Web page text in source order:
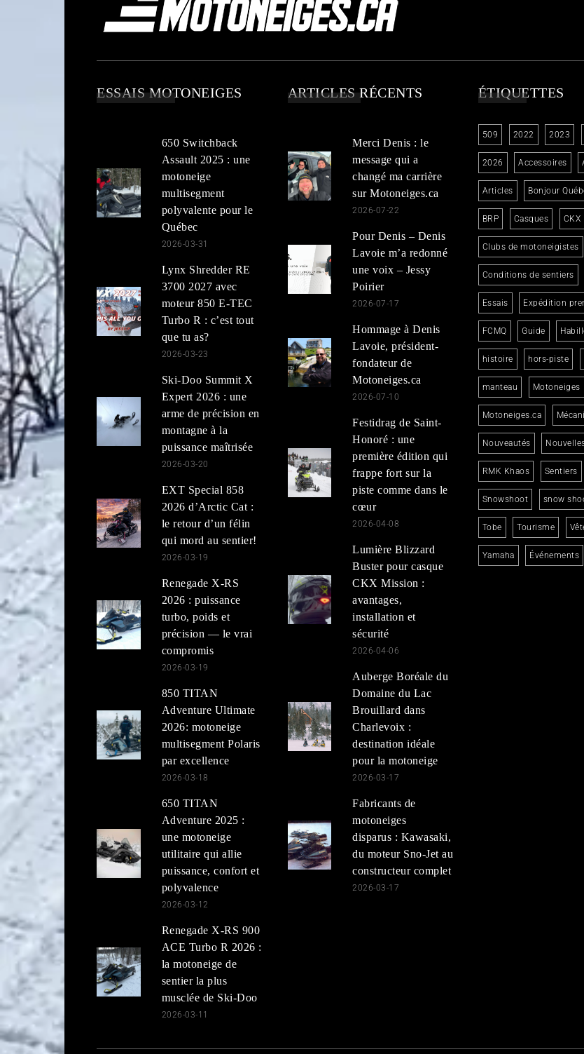
ESSAIS MOTONEIGES
650 Switchback
Assault 2025 : une
motoneige
multisegment
polyvalente pour le
Québec
2026-03-31
Lynx Shredder RE
3700 2027 avec
moteur 850 E-TEC
Turbo R : c’est tout
que tu as?
2026-03-23
Ski-Doo Summit X
Expert 2026 : une
arme de précision en
montagne à la
puissance maîtrisée
2026-03-20
EXT Special 858
2026 d’Arctic Cat :
le retour d’un félin
qui mord au sentier!
2026-03-19
Renegade X-RS
2026 : puissance
turbo, poids et
précision — le vrai
compromis
2026-03-19
850 TITAN
Adventure Ultimate
2026: motoneige
multisegment Polaris
par excellence
2026-03-18
650 TITAN
Adventure 2025 :
une motoneige
utilitaire qui allie
puissance, confort et
polyvalence
2026-03-12
Renegade X-RS 900
ACE Turbo R 2026 :
la motoneige de
sentier la plus
musclée de Ski-Doo
2026-03-11
ARTICLES RÉCENTS
Merci Denis : le
message qui a
changé ma carrière
sur Motoneiges.ca
2026-07-22
Pour Denis – Denis
Lavoie m’a redonné
une voix – Jessy
Poirier
2026-07-17
Hommage à Denis
Lavoie, président-
fondateur de
Motoneiges.ca
2026-07-10
Festidrag de Saint-
Honoré : une
première édition qui
frappe fort sur la
piste comme dans le
cœur
2026-04-08
Lumière Blizzard
Buster pour casque
CKX Mission :
avantages,
installation et
sécurité
2026-04-06
Auberge Boréale du
Domaine du Lac
Brouillard dans
Charlevoix :
destination idéale
pour la motoneige
2026-03-17
Fabricants de
motoneiges
disparus : Kawasaki,
du moteur Sno-Jet au
constructeur complet
2026-03-17
ÉTIQUETTES
509 2022 2023
2026 Accessoires
Articles Bonjour
BRP Casques CKX
Clubs de motoneigistes
Conditions de sentiers
Essais Expédition
FCMQ Guide
histoire hors-piste
manteau Motoneiges
Motoneiges.ca
Nouveautés
RMK Khaos Sentiers
Snowshoot snow
Tobe Tourisme
Yamaha Événements